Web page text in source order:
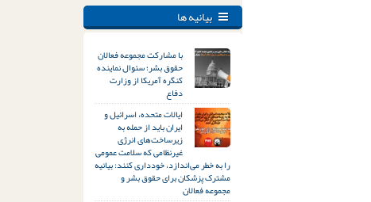
بیانیه ها
با مشارکت مجموعه فعالان
حقوق بشر؛ سئوال نماینده
کنگره آمریکا از وزارت
دفاع
ایالات متحده، اسرائیل و
ایران باید از حمله به
زیرساخت‌های انرژی
غیرنظامی که سلامت عمومی
را به خطر می‌اندازد، خودداری کنند: بیانیه
مشترک پزشکان برای حقوق بشر و
مجموعه فعالان